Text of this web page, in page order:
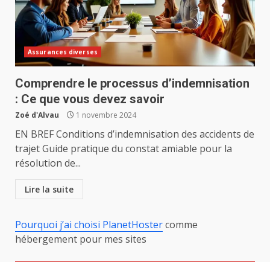
Assurances diverses
Comprendre le processus d’indemnisation
: Ce que vous devez savoir
Zoé d'Alvau 1 novembre 2024
EN BREF Conditions d’indemnisation des accidents de
trajet Guide pratique du constat amiable pour la
résolution de...
Lire la suite
Pourquoi j’ai choisi PlanetHostercomme
hébergement pour mes sites